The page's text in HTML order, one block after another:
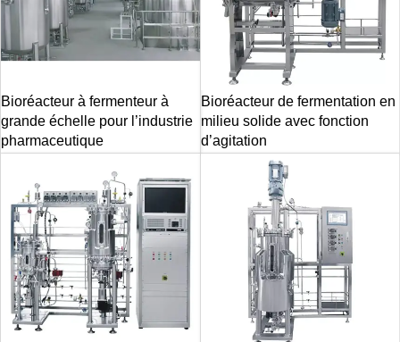
Bioréacteur à fermenteur à
grande échelle pour l’industrie
pharmaceutique
Bioréacteur de fermentation en
milieu solide avec fonction
d’agitation